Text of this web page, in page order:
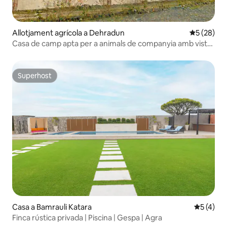
Allotjament agrícola a Dehradun 5 de
5 (28)
Casa de camp apta per a animals de companyia amb vista
Superhost
Superhost
Casa a Bamrauli Katara 5 de
5 (4)
Finca rústica privada | Piscina | Gespa | Agra